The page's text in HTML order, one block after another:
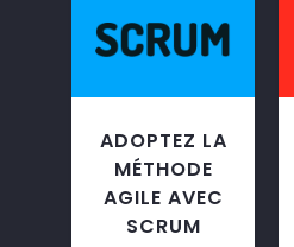
ADOPTEZ LA
MÉTHODE
AGILE AVEC
SCRUM